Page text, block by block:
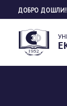
ДОБРО ДОШЛИ!